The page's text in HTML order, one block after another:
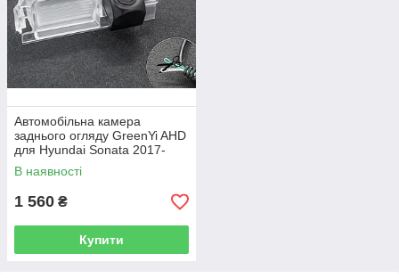
Автомобільна камера
заднього огляду GreenYi AHD
для Hyundai Sonata 2017-
2020 I30 PD 2016-2020
Avante/Elantra CN7
В наявності
1 560 ₴
Купити